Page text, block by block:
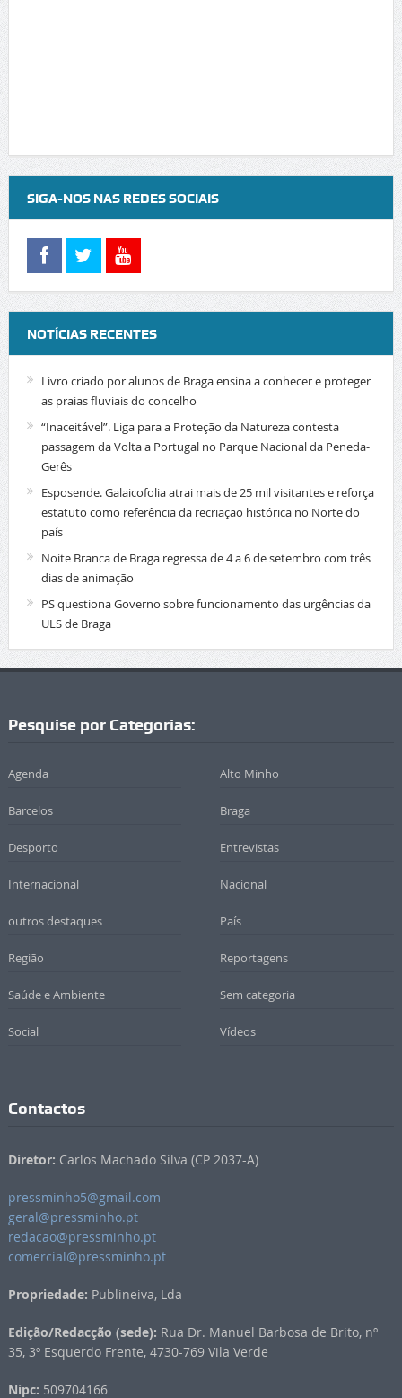
SIGA-NOS NAS REDES SOCIAIS
NOTÍCIAS RECENTES
Livro criado por alunos de Braga ensina a conhecer e proteger
as praias fluviais do concelho
“Inaceitável”. Liga para a Proteção da Natureza contesta
passagem da Volta a Portugal no Parque Nacional da Peneda-
Gerês
Esposende. Galaicofolia atrai mais de 25 mil visitantes e reforça
estatuto como referência da recriação histórica no Norte do
país
Noite Branca de Braga regressa de 4 a 6 de setembro com três
dias de animação
PS questiona Governo sobre funcionamento das urgências da
ULS de Braga
Pesquise por Categorias:
Agenda Alto Minho
Barcelos Braga
Desporto Entrevistas
Internacional Nacional
outros destaques País
Região Reportagens
Saúde e Ambiente Sem categoria
Social Vídeos
Contactos
Diretor: Carlos Machado Silva (CP 2037-A)
pressminho5@gmail.com
geral@pressminho.pt
redacao@pressminho.pt
comercial@pressminho.pt
Propriedade: Publineiva, Lda
Edição/Redacção (sede): Rua Dr. Manuel Barbosa de Brito, nº
35, 3º Esquerdo Frente, 4730-769 Vila Verde
Nipc: 509704166